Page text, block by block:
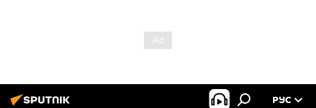
РУС